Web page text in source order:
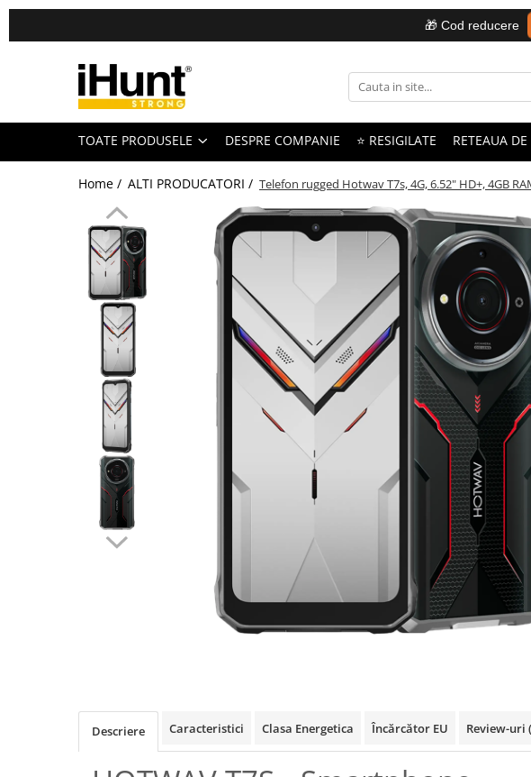
TELEFOANE & TABLETE IHUNT
Telefoane iHunt
Smartphone
Accesorii telefoane
Huse protectie
Accesorii smartwatch
ELECTROCASNICE
Aparate de Gătit
Oală sub Presiune
Mașini de Spălat Rufe
Roboți Curătenie
🎁 Cod reducere
TOATE PRODUSELE DESPRE COMPANIE ⭐ RESIGILATE RETEAUA
Home / ALTI PRODUCATORI / Telefon rugged Hotwav T7s, 4G, 6.52" HD+, 4GB
Descriere Caracteristici Clasa Energetica Încărcător EU Review-uri